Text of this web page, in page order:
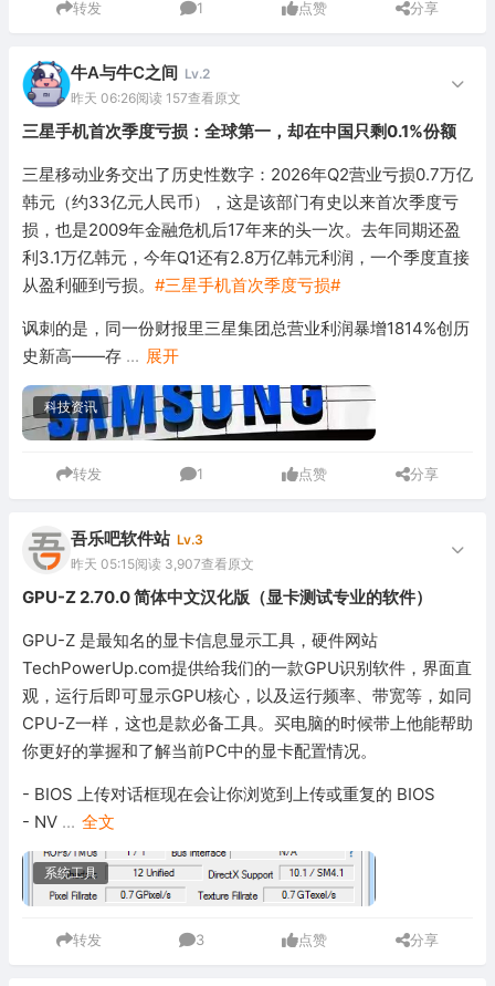
转发 1 点赞 分享
牛A与牛C之间 Lv.2
昨天 06:26阅读 157查看原文
三星手机首次季度亏损：全球第一，却在中国只剩0.1%份额
三星移动业务交出了历史性数字：2026年Q2营业亏损0.7万亿
韩元（约33亿元人民币），这是该部门有史以来首次季度亏
损，也是2009年金融危机后17年来的头一次。去年同期还盈
利3.1万亿韩元，今年Q1还有2.8万亿韩元利润，一个季度直接
从盈利砸到亏损。 #三星手机首次季度亏损#
讽刺的是，同一份财报里三星集团总营业利润暴增1814%创历
史新高——存 ... 展开
科技资讯
转发 1 点赞 分享
吾乐吧软件站 Lv.3
昨天 05:15阅读 3,907查看原文
GPU-Z 2.70.0 简体中文汉化版（显卡测试专业的软件）
GPU-Z 是最知名的显卡信息显示工具，硬件网站
TechPowerUp.com提供给我们的一款GPU识别软件，界面直
观，运行后即可显示GPU核心，以及运行频率、带宽等，如同
CPU-Z一样，这也是款必备工具。买电脑的时候带上他能帮助
你更好的掌握和了解当前PC中的显卡配置情况。
- BIOS 上传对话框现在会让你浏览到上传或重复的 BIOS
- NV ... 全文
系统工具
转发 3 点赞 分享